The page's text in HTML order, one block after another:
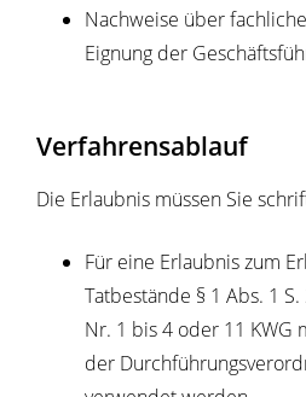
Nachweise über
Eignung der
Verfahrensablauf
Die Erlaubnis müssen Sie
Für eine Erlaubnis zum
Tatbestände § 1 Abs. 1
Nr. 1 bis 4 oder 11 KWG
der